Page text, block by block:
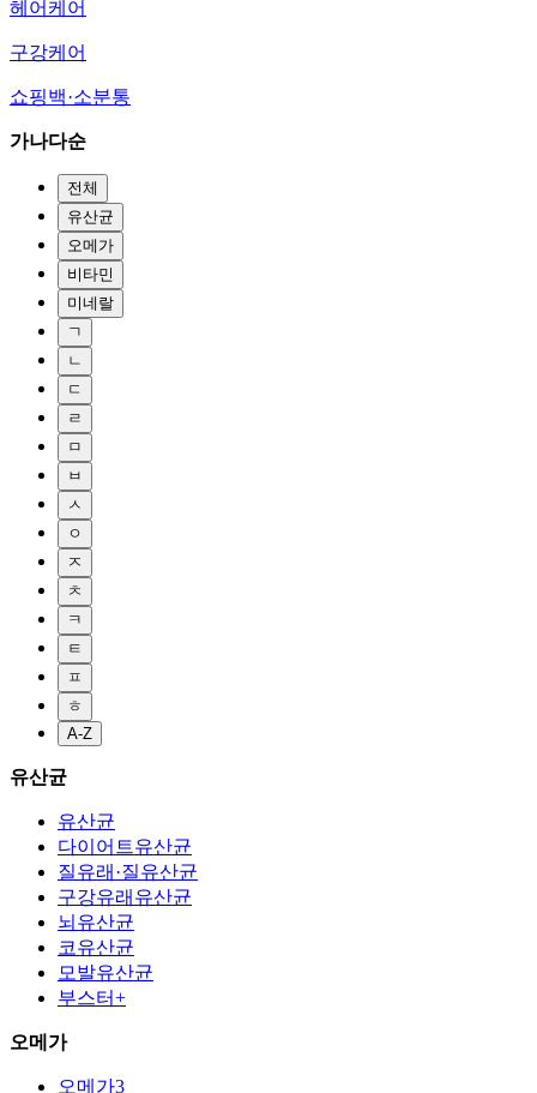
헤어케어
구강케어
쇼핑백·소분통
가나다순
전체
유산균
오메가
비타민
미네랄
ㄱ
ㄴ
ㄷ
ㄹ
ㅁ
ㅂ
ㅅ
ㅇ
ㅈ
ㅊ
ㅋ
ㅌ
ㅍ
ㅎ
A-Z
유산균
유산균
다이어트유산균
질유래·질유산균
구강유래유산균
뇌유산균
코유산균
모발유산균
부스터+
오메가
오메가3